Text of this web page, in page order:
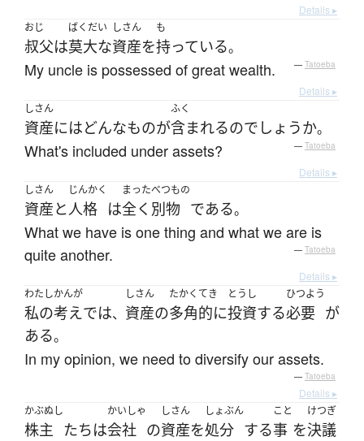
Details ▸
おじ
叔父は
ばくだい
莫大な
しさん
資産を
も
持っている。
My uncle is possessed of great wealth. — Tatoeba
Details ▸
しさん
資産にはどんなものが
ふく
含まれるのでしょうか。
What's included under assets? — Tatoeba
Details ▸
しさん
資産と
じんかく
人格 は
まった
全く
べつもの
別物 である。
What we have is one thing and what we are is
quite another.
— Tatoeba
Details ▸
わたし
私の
かんが
考えでは、
しさん
資産の
たかくてき
多角的に
とうし
投資する
ひつよう
必要 が
ある。
In my opinion, we need to diversify our assets.
— Tatoeba
Details ▸
かぶぬし
株主 たちは
かいしゃ
会社 の
しさん
資産を
しょぶん
処分 する
こと
事 を
けつぎ
決議